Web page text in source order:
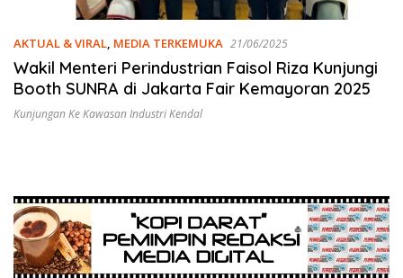
AKTUAL & VIRAL, MEDIA TERKEMUKA 21/06/2025
Wakil Menteri Perindustrian Faisol Riza Kunjungi
Booth SUNRA di Jakarta Fair Kemayoran 2025
Kunjungan Ke Kawasan Industri Kendal